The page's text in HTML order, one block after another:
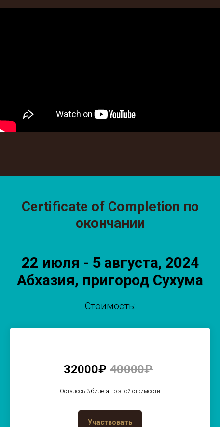
Certificate of Completion по
окончании
22 июля - 5 августа, 2024
Абхазия, пригород Сухума
Стоимость:
32000₽ 40000₽
Осталось 3 билета по этой стоимости
Участвовать